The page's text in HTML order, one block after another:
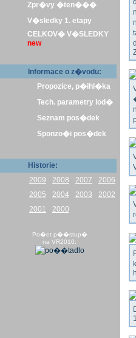
Zpr�vy �ten���
V�sledky 1. etapy
CELKOV� V�SLEDKY
new
Informace o z�vodu:
Propozice, p�ihl�ka
Tech. parametry lod�
Seznam pos�dek
Sponzo�i pos�dek
Historie:
2009
2008 2007
2006
2005
2004 2003
2002
2001
2000
Po�et p��stup�
na VR2010: